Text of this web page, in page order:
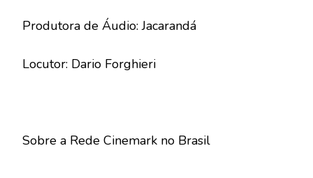
Produtora de Áudio: Jacarandá
Locutor: Dario Forghieri
Sobre a Rede Cinemark no Brasil